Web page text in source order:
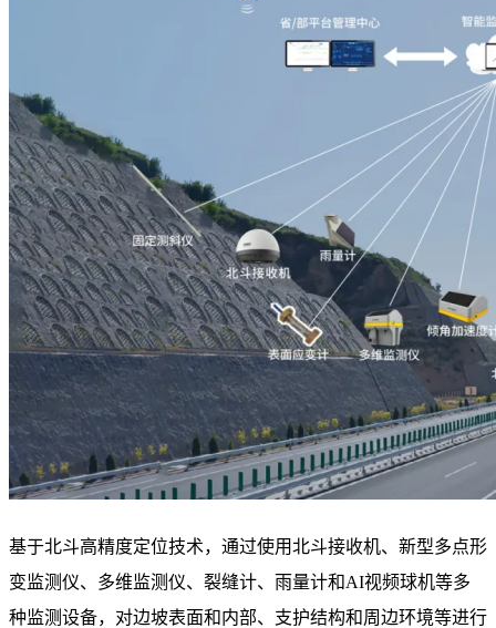
基于北斗高精度定位技术，通过使用北斗接收机、新型多点形
变监测仪、多维监测仪、裂缝计、雨量计和AI视频球机等多
种监测设备，对边坡表面和内部、支护结构和周边环境等进行